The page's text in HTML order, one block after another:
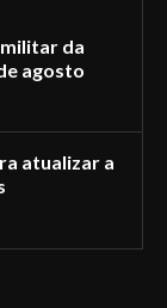
da
agosto
atualizar a